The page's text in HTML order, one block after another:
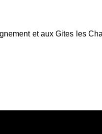
et aux Gites les